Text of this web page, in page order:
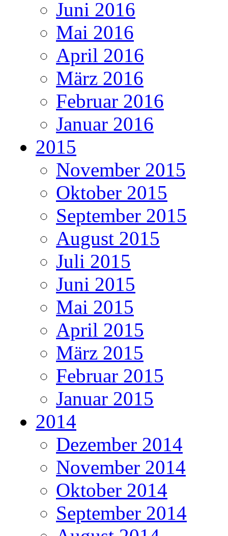
Juni 2016
Mai 2016
April 2016
März 2016
Februar 2016
Januar 2016
2015
November 2015
Oktober 2015
September 2015
August 2015
Juli 2015
Juni 2015
Mai 2015
April 2015
März 2015
Februar 2015
Januar 2015
2014
Dezember 2014
November 2014
Oktober 2014
September 2014